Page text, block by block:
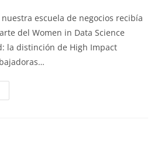
escuela de negocios recibía
del Women in Data Science
la distinción de High Impact